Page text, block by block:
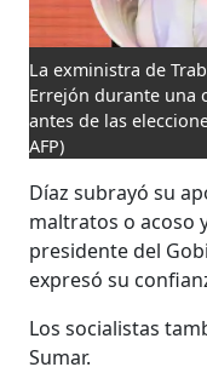
La exministra de
Errejón durante una
antes de las
AFP)
Díaz subrayó su
maltratos o acoso
presidente del
expresó su
Los socialistas
Sumar.